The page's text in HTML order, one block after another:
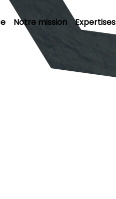
Notre mission Expertises